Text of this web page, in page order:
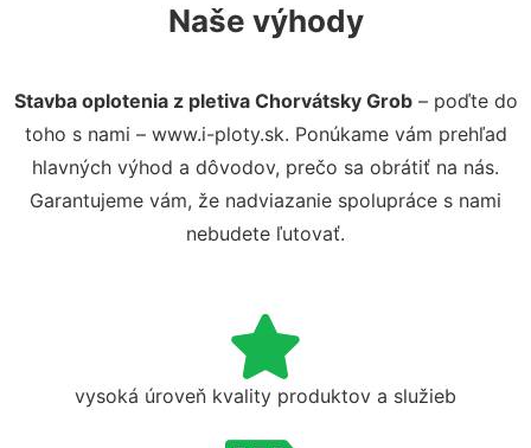
Naše výhody
Stavba oplotenia z pletiva Chorvátsky Grob– poďte do
toho s nami – www.i-ploty.sk. Ponúkame vám prehľad
hlavných výhod a dôvodov, prečo sa obrátiť na nás.
Garantujeme vám, že nadviazanie spolupráce s nami
nebudete ľutovať.
vysoká úroveň kvality produktov a služieb